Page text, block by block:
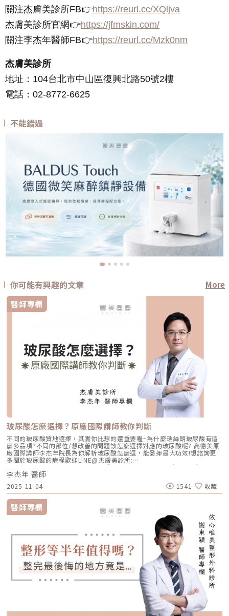
關注杰膚美診所FB👉https://reurl.cc/XQljva
杰膚美診所官網👉https://jfmskin.com/
關注李杰年醫師FB👉https://reurl.cc/Mzk0nm
杰膚美診所
地址：104台北市中山區復興北路50號2樓
電話：02-8772-6625
不能錯過
你可能有興趣的文章
More
醫師專欄
玻尿酸怎麼選擇？原廠國際講師教你判斷
不同的玻尿酸質地選擇，其實你比想的還重要喔~為什麼瑞絲朗玻尿酸有這
麼多品項?不同的部位/想改善的問題該怎麼選擇對應的玻尿酸呢? 高德美原
廠國際講師李杰年院長為你解析玻尿酸怎麼選，能發揮最大功效!想諮詢更
多關於玻尿酸的療程歡迎LINE@杰膚美診所:
https://page.line.me/xhc2941b重點摘要：00:11 玻尿酸作用介紹00:47
玻尿酸分為三大類型02:09 迷思一、玻尿酸打哪裡都可以？02:36 迷思二、
打完下巴蘋果肌看起來怪怪的？03:30 迷思三、臉部鬆弛只能做拉皮嗎？
05:00 總結LINE官方帳號一對一咨詢👉https://reurl.cc/x3EQZN歡迎訂閱
我的頻道👉https://reurl.cc/nY51k8關注杰膚美診所FB👉
https://reurl.cc/XQljva杰膚美診所官網👉https://jfmskin.com/關注李杰
年醫師FB👉https://reurl.cc/Mzk0nm杰膚美診所地址：104台北市中山區
復興北路50號2樓電話：02-8772-6625
李杰年 醫師
2025-11-04 1541 收藏
醫師專欄